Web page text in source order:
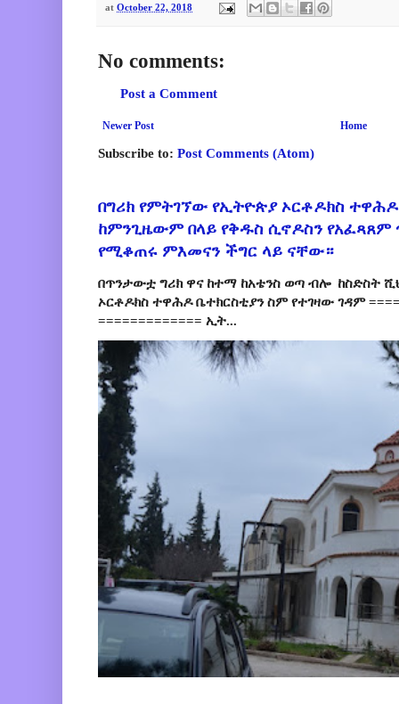
at October 22, 2018
No comments:
Post a Comment
Newer Post Home
Subscribe to: Post Comments (Atom)
በግሪክ የምትገኘው የኢትዮጵያ ኦርቶዶክስ
ከምንጊዜውም በላይ የቅዱስ ሲኖዶስን የአፈጻጸም
የሚቆጠሩ ምእመናን ችግር ላይ ናቸው።
በጥንታውቷ ግሪክ ዋና ከተማ ከአቴንስ ወጣ ብሎ ከስድስት
ኦርቶዶክስ ተዋሕዶ ቤተክርስቲያን ስም የተገዛው ገዳም
============= ኢት...